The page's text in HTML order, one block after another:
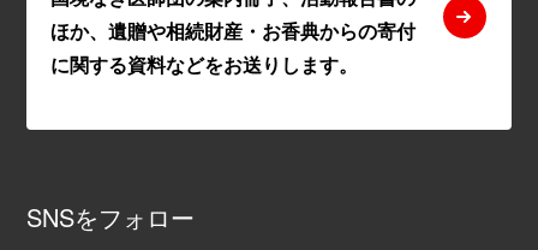
ほか、遺贈や相続財産・お香典からの寄付
に関する資料などをお送りします。
SNSをフォロー